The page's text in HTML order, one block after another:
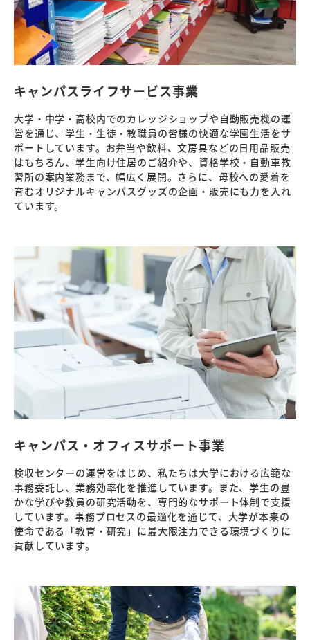
キャンパスライフサービス事業
大学・中学・高校内でのカレッジショップや自動販売機の運
営を通じ、学生・生徒・教職員の皆様の快適な学園生活をサ
ポートしています。お弁当や飲料、文房具などの日用品販売
はもちろん、学生向け住居のご紹介や、資格学校・自動車教
習所の案内業務まで、幅広く展開。さらに、母校への愛着を
育むオリジナルキャンパスグッズの企画・販売にも力を入れ
ています。
キャンパス・オフィスサポート事業
検収センターの運営をはじめ、私たちは大学における広範な
事務委託し、業務効率化を推進しています。また、学生の豊
かな学びや教員の研究活動を、専門的なサポート体制で支援
しています。事務プロセスの最適化を通じて、大学が本来の
使命である「教育・研究」に最大限注力できる環境づくりに
貢献しています。